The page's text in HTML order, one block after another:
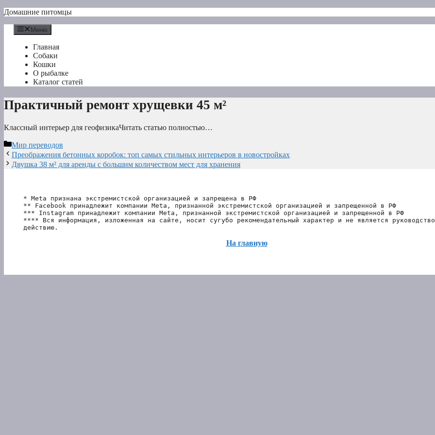
Перейти
содержимому
Домашние питомцы
Меню
Главная
Собаки
Кошки
О рыбалке
Каталог статей
Практичный ремонт хрущевки 45 м²
Классный интерьер для геофизикаЧитать статью полностью…
Рубрики
Мир переводов
Преображения бетонных коробок: топ самых стильных интерьеров в новостройках
Двушка 38 м² для аренды с большим количеством мест для хранения
* Meta признана экстремистской организацией и запрещена в РФ
** Facebook принадлежит компании Meta, признанной экстремистской организацией и запрещенной в РФ
*** Instagram принадлежит компании Meta, признанной экстремистской организацией и запрещенной в РФ
**** Вся информация, изложенная на сайте, носит сугубо рекомендательный характер и не является
действию.
На главную